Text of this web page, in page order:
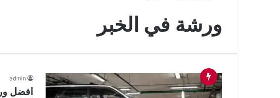
ورشة في الخبر
admin
افضل